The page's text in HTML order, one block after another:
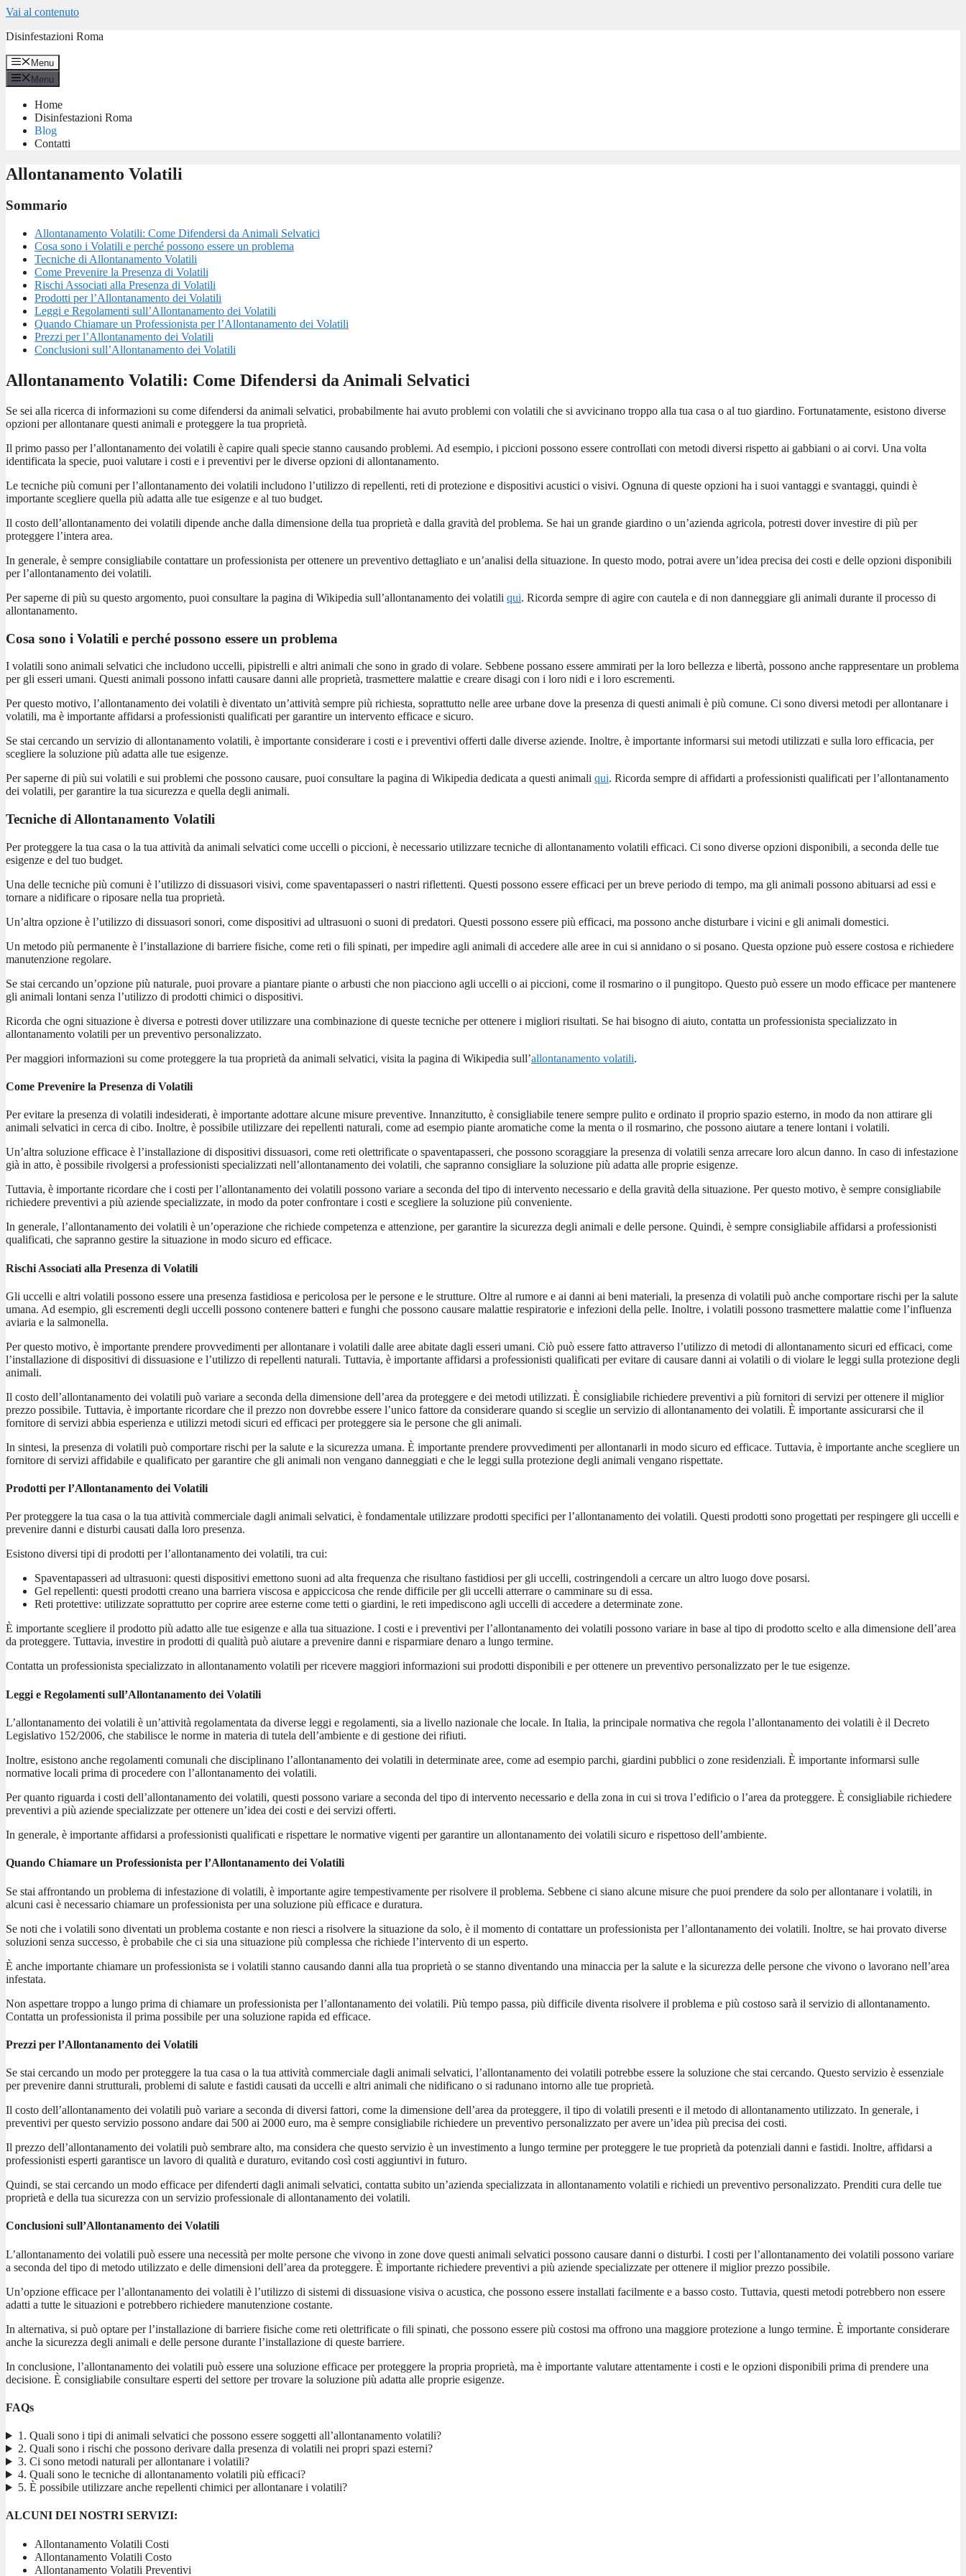
Vai al contenuto
Disinfestazioni Roma
Menu
Menu
Home
Disinfestazioni Roma
Blog
Contatti
Allontanamento Volatili
Sommario
Allontanamento Volatili: Come Difendersi da Animali Selvatici
Cosa sono i Volatili e perché possono essere un problema
Tecniche di Allontanamento Volatili
Come Prevenire la Presenza di Volatili
Rischi Associati alla Presenza di Volatili
Prodotti per l’Allontanamento dei Volatili
Leggi e Regolamenti sull’Allontanamento dei Volatili
Quando Chiamare un Professionista per l’Allontanamento dei Volatili
Prezzi per l’Allontanamento dei Volatili
Conclusioni sull’Allontanamento dei Volatili
Allontanamento Volatili: Come Difendersi da Animali Selvatici
Se sei alla ricerca di informazioni su come difendersi da animali selvatici, probabilmente hai avuto problemi con volatili che si avvicinano troppo alla tua casa o al tuo giardino. Fortunatamente, esistono diverse
opzioni per allontanare questi animali e proteggere la tua proprietà.
Il primo passo per l’allontanamento dei volatili è capire quali specie stanno causando problemi. Ad esempio, i piccioni possono essere controllati con metodi diversi rispetto ai gabbiani o ai corvi. Una volta
identificata la specie, puoi valutare i costi e i preventivi per le diverse opzioni di allontanamento.
Le tecniche più comuni per l’allontanamento dei volatili includono l’utilizzo di repellenti, reti di protezione e dispositivi acustici o visivi. Ognuna di queste opzioni ha i suoi vantaggi e svantaggi, quindi è
importante scegliere quella più adatta alle tue esigenze e al tuo budget.
Il costo dell’allontanamento dei volatili dipende anche dalla dimensione della tua proprietà e dalla gravità del problema. Se hai un grande giardino o un’azienda agricola, potresti dover investire di più per
proteggere l’intera area.
In generale, è sempre consigliabile contattare un professionista per ottenere un preventivo dettagliato e un’analisi della situazione. In questo modo, potrai avere un’idea precisa dei costi e delle opzioni disponibili
per l’allontanamento dei volatili.
Per saperne di più su questo argomento, puoi consultare la pagina di Wikipedia sull’allontanamento dei volatili qui. Ricorda sempre di agire con cautela e di non danneggiare gli animali durante il processo di
allontanamento.
Cosa sono i Volatili e perché possono essere un problema
I volatili sono animali selvatici che includono uccelli, pipistrelli e altri animali che sono in grado di volare. Sebbene possano essere ammirati per la loro bellezza e libertà, possono anche rappresentare un problema
per gli esseri umani. Questi animali possono infatti causare danni alle proprietà, trasmettere malattie e creare disagi con i loro nidi e i loro escrementi.
Per questo motivo, l’allontanamento dei volatili è diventato un’attività sempre più richiesta, soprattutto nelle aree urbane dove la presenza di questi animali è più comune. Ci sono diversi metodi per allontanare i
volatili, ma è importante affidarsi a professionisti qualificati per garantire un intervento efficace e sicuro.
Se stai cercando un servizio di allontanamento volatili, è importante considerare i costi e i preventivi offerti dalle diverse aziende. Inoltre, è importante informarsi sui metodi utilizzati e sulla loro efficacia, per
scegliere la soluzione più adatta alle tue esigenze.
Per saperne di più sui volatili e sui problemi che possono causare, puoi consultare la pagina di Wikipedia dedicata a questi animali qui. Ricorda sempre di affidarti a professionisti qualificati per l’allontanamento
dei volatili, per garantire la tua sicurezza e quella degli animali.
Tecniche di Allontanamento Volatili
Per proteggere la tua casa o la tua attività da animali selvatici come uccelli o piccioni, è necessario utilizzare tecniche di allontanamento volatili efficaci. Ci sono diverse opzioni disponibili, a seconda delle tue
esigenze e del tuo budget.
Una delle tecniche più comuni è l’utilizzo di dissuasori visivi, come spaventapasseri o nastri riflettenti. Questi possono essere efficaci per un breve periodo di tempo, ma gli animali possono abituarsi ad essi e
tornare a nidificare o riposare nella tua proprietà.
Un’altra opzione è l’utilizzo di dissuasori sonori, come dispositivi ad ultrasuoni o suoni di predatori. Questi possono essere più efficaci, ma possono anche disturbare i vicini e gli animali domestici.
Un metodo più permanente è l’installazione di barriere fisiche, come reti o fili spinati, per impedire agli animali di accedere alle aree in cui si annidano o si posano. Questa opzione può essere costosa e richiedere
manutenzione regolare.
Se stai cercando un’opzione più naturale, puoi provare a piantare piante o arbusti che non piacciono agli uccelli o ai piccioni, come il rosmarino o il pungitopo. Questo può essere un modo efficace per mantenere
gli animali lontani senza l’utilizzo di prodotti chimici o dispositivi.
Ricorda che ogni situazione è diversa e potresti dover utilizzare una combinazione di queste tecniche per ottenere i migliori risultati. Se hai bisogno di aiuto, contatta un professionista specializzato in
allontanamento volatili per un preventivo personalizzato.
Per maggiori informazioni su come proteggere la tua proprietà da animali selvatici, visita la pagina di Wikipedia sull’allontanamento volatili.
Come Prevenire la Presenza di Volatili
Per evitare la presenza di volatili indesiderati, è importante adottare alcune misure preventive. Innanzitutto, è consigliabile tenere sempre pulito e ordinato il proprio spazio esterno, in modo da non attirare gli
animali selvatici in cerca di cibo. Inoltre, è possibile utilizzare dei repellenti naturali, come ad esempio piante aromatiche come la menta o il rosmarino, che possono aiutare a tenere lontani i volatili.
Un’altra soluzione efficace è l’installazione di dispositivi dissuasori, come reti olettrificate o spaventapasseri, che possono scoraggiare la presenza di volatili senza arrecare loro alcun danno. In caso di infestazione
già in atto, è possibile rivolgersi a professionisti specializzati nell’allontanamento dei volatili, che sapranno consigliare la soluzione più adatta alle proprie esigenze.
Tuttavia, è importante ricordare che i costi per l’allontanamento dei volatili possono variare a seconda del tipo di intervento necessario e della gravità della situazione. Per questo motivo, è sempre consigliabile
richiedere preventivi a più aziende specializzate, in modo da poter confrontare i costi e scegliere la soluzione più conveniente.
In generale, l’allontanamento dei volatili è un’operazione che richiede competenza e attenzione, per garantire la sicurezza degli animali e delle persone. Quindi, è sempre consigliabile affidarsi a professionisti
qualificati, che sapranno gestire la situazione in modo sicuro ed efficace.
Rischi Associati alla Presenza di Volatili
Gli uccelli e altri volatili possono essere una presenza fastidiosa e pericolosa per le persone e le strutture. Oltre al rumore e ai danni ai beni materiali, la presenza di volatili può anche comportare rischi per la salute
umana. Ad esempio, gli escrementi degli uccelli possono contenere batteri e funghi che possono causare malattie respiratorie e infezioni della pelle. Inoltre, i volatili possono trasmettere malattie come l’influenza
aviaria e la salmonella.
Per questo motivo, è importante prendere provvedimenti per allontanare i volatili dalle aree abitate dagli esseri umani. Ciò può essere fatto attraverso l’utilizzo di metodi di allontanamento sicuri ed efficaci, come
l’installazione di dispositivi di dissuasione e l’utilizzo di repellenti naturali. Tuttavia, è importante affidarsi a professionisti qualificati per evitare di causare danni ai volatili o di violare le leggi sulla protezione degli
animali.
Il costo dell’allontanamento dei volatili può variare a seconda della dimensione dell’area da proteggere e dei metodi utilizzati. È consigliabile richiedere preventivi a più fornitori di servizi per ottenere il miglior
prezzo possibile. Tuttavia, è importante ricordare che il prezzo non dovrebbe essere l’unico fattore da considerare quando si sceglie un servizio di allontanamento dei volatili. È importante assicurarsi che il
fornitore di servizi abbia esperienza e utilizzi metodi sicuri ed efficaci per proteggere sia le persone che gli animali.
In sintesi, la presenza di volatili può comportare rischi per la salute e la sicurezza umana. È importante prendere provvedimenti per allontanarli in modo sicuro ed efficace. Tuttavia, è importante anche scegliere un
fornitore di servizi affidabile e qualificato per garantire che gli animali non vengano danneggiati e che le leggi sulla protezione degli animali vengano rispettate.
Prodotti per l’Allontanamento dei Volatili
Per proteggere la tua casa o la tua attività commerciale dagli animali selvatici, è fondamentale utilizzare prodotti specifici per l’allontanamento dei volatili. Questi prodotti sono progettati per respingere gli uccelli e
prevenire danni e disturbi causati dalla loro presenza.
Esistono diversi tipi di prodotti per l’allontanamento dei volatili, tra cui:
Spaventapasseri ad ultrasuoni: questi dispositivi emettono suoni ad alta frequenza che risultano fastidiosi per gli uccelli, costringendoli a cercare un altro luogo dove posarsi.
Gel repellenti: questi prodotti creano una barriera viscosa e appiccicosa che rende difficile per gli uccelli atterrare o camminare su di essa.
Reti protettive: utilizzate soprattutto per coprire aree esterne come tetti o giardini, le reti impediscono agli uccelli di accedere a determinate zone.
È importante scegliere il prodotto più adatto alle tue esigenze e alla tua situazione. I costi e i preventivi per l’allontanamento dei volatili possono variare in base al tipo di prodotto scelto e alla dimensione dell’area
da proteggere. Tuttavia, investire in prodotti di qualità può aiutare a prevenire danni e risparmiare denaro a lungo termine.
Contatta un professionista specializzato in allontanamento volatili per ricevere maggiori informazioni sui prodotti disponibili e per ottenere un preventivo personalizzato per le tue esigenze.
Leggi e Regolamenti sull’Allontanamento dei Volatili
L’allontanamento dei volatili è un’attività regolamentata da diverse leggi e regolamenti, sia a livello nazionale che locale. In Italia, la principale normativa che regola l’allontanamento dei volatili è il Decreto
Legislativo 152/2006, che stabilisce le norme in materia di tutela dell’ambiente e di gestione dei rifiuti.
Inoltre, esistono anche regolamenti comunali che disciplinano l’allontanamento dei volatili in determinate aree, come ad esempio parchi, giardini pubblici o zone residenziali. È importante informarsi sulle
normative locali prima di procedere con l’allontanamento dei volatili.
Per quanto riguarda i costi dell’allontanamento dei volatili, questi possono variare a seconda del tipo di intervento necessario e della zona in cui si trova l’edificio o l’area da proteggere. È consigliabile richiedere
preventivi a più aziende specializzate per ottenere un’idea dei costi e dei servizi offerti.
In generale, è importante affidarsi a professionisti qualificati e rispettare le normative vigenti per garantire un allontanamento dei volatili sicuro e rispettoso dell’ambiente.
Quando Chiamare un Professionista per l’Allontanamento dei Volatili
Se stai affrontando un problema di infestazione di volatili, è importante agire tempestivamente per risolvere il problema. Sebbene ci siano alcune misure che puoi prendere da solo per allontanare i volatili, in
alcuni casi è necessario chiamare un professionista per una soluzione più efficace e duratura.
Se noti che i volatili sono diventati un problema costante e non riesci a risolvere la situazione da solo, è il momento di contattare un professionista per l’allontanamento dei volatili. Inoltre, se hai provato diverse
soluzioni senza successo, è probabile che ci sia una situazione più complessa che richiede l’intervento di un esperto.
È anche importante chiamare un professionista se i volatili stanno causando danni alla tua proprietà o se stanno diventando una minaccia per la salute e la sicurezza delle persone che vivono o lavorano nell’area
infestata.
Non aspettare troppo a lungo prima di chiamare un professionista per l’allontanamento dei volatili. Più tempo passa, più difficile diventa risolvere il problema e più costoso sarà il servizio di allontanamento.
Contatta un professionista il prima possibile per una soluzione rapida ed efficace.
Prezzi per l’Allontanamento dei Volatili
Se stai cercando un modo per proteggere la tua casa o la tua attività commerciale dagli animali selvatici, l’allontanamento dei volatili potrebbe essere la soluzione che stai cercando. Questo servizio è essenziale
per prevenire danni strutturali, problemi di salute e fastidi causati da uccelli e altri animali che nidificano o si radunano intorno alle tue proprietà.
Il costo dell’allontanamento dei volatili può variare a seconda di diversi fattori, come la dimensione dell’area da proteggere, il tipo di volatili presenti e il metodo di allontanamento utilizzato. In generale, i
preventivi per questo servizio possono andare dai 500 ai 2000 euro, ma è sempre consigliabile richiedere un preventivo personalizzato per avere un’idea più precisa dei costi.
Il prezzo dell’allontanamento dei volatili può sembrare alto, ma considera che questo servizio è un investimento a lungo termine per proteggere le tue proprietà da potenziali danni e fastidi. Inoltre, affidarsi a
professionisti esperti garantisce un lavoro di qualità e duraturo, evitando così costi aggiuntivi in futuro.
Quindi, se stai cercando un modo efficace per difenderti dagli animali selvatici, contatta subito un’azienda specializzata in allontanamento volatili e richiedi un preventivo personalizzato. Prenditi cura delle tue
proprietà e della tua sicurezza con un servizio professionale di allontanamento dei volatili.
Conclusioni sull’Allontanamento dei Volatili
L’allontanamento dei volatili può essere una necessità per molte persone che vivono in zone dove questi animali selvatici possono causare danni o disturbi. I costi per l’allontanamento dei volatili possono variare
a seconda del tipo di metodo utilizzato e delle dimensioni dell’area da proteggere. È importante richiedere preventivi a più aziende specializzate per ottenere il miglior prezzo possibile.
Un’opzione efficace per l’allontanamento dei volatili è l’utilizzo di sistemi di dissuasione visiva o acustica, che possono essere installati facilmente e a basso costo. Tuttavia, questi metodi potrebbero non essere
adatti a tutte le situazioni e potrebbero richiedere manutenzione costante.
In alternativa, si può optare per l’installazione di barriere fisiche come reti olettrificate o fili spinati, che possono essere più costosi ma offrono una maggiore protezione a lungo termine. È importante considerare
anche la sicurezza degli animali e delle persone durante l’installazione di queste barriere.
In conclusione, l’allontanamento dei volatili può essere una soluzione efficace per proteggere la propria proprietà, ma è importante valutare attentamente i costi e le opzioni disponibili prima di prendere una
decisione. È consigliabile consultare esperti del settore per trovare la soluzione più adatta alle proprie esigenze.
FAQs
1. Quali sono i tipi di animali selvatici che possono essere soggetti all’allontanamento volatili?
2. Quali sono i rischi che possono derivare dalla presenza di volatili nei propri spazi esterni?
3. Ci sono metodi naturali per allontanare i volatili?
4. Quali sono le tecniche di allontanamento volatili più efficaci?
5. È possibile utilizzare anche repellenti chimici per allontanare i volatili?
ALCUNI DEI NOSTRI SERVIZI:
Allontanamento Volatili Costi
Allontanamento Volatili Costo
Allontanamento Volatili Preventivi